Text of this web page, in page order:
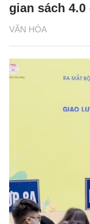
VĂN HÓA
gian sách